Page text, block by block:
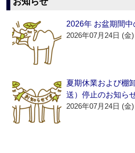
2026年 お盆期間
2026年07月24日 (金)
夏期休業および棚
送）停止のお知ら
2026年07月24日 (金)